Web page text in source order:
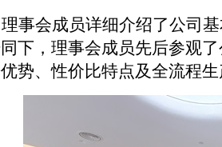
事会成员详细介绍了公司
下，理事会成员先后参观
势、性价比特点及全流程生